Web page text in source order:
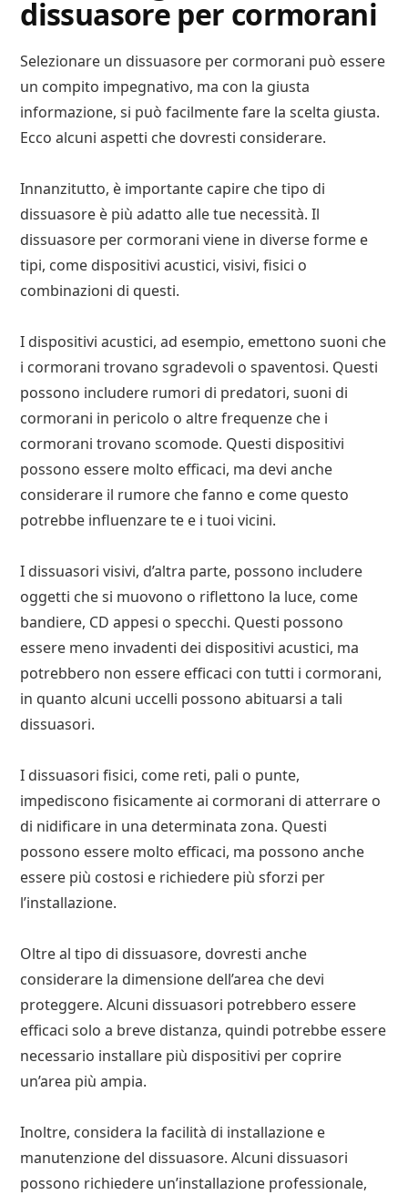
dissuasore per cormorani
Selezionare un dissuasore per cormorani può essere
un compito impegnativo, ma con la giusta
informazione, si può facilmente fare la scelta giusta.
Ecco alcuni aspetti che dovresti considerare.
Innanzitutto, è importante capire che tipo di
dissuasore è più adatto alle tue necessità. Il
dissuasore per cormorani viene in diverse forme e
tipi, come dispositivi acustici, visivi, fisici o
combinazioni di questi.
I dispositivi acustici, ad esempio, emettono suoni che
i cormorani trovano sgradevoli o spaventosi. Questi
possono includere rumori di predatori, suoni di
cormorani in pericolo o altre frequenze che i
cormorani trovano scomode. Questi dispositivi
possono essere molto efficaci, ma devi anche
considerare il rumore che fanno e come questo
potrebbe influenzare te e i tuoi vicini.
I dissuasori visivi, d’altra parte, possono includere
oggetti che si muovono o riflettono la luce, come
bandiere, CD appesi o specchi. Questi possono
essere meno invadenti dei dispositivi acustici, ma
potrebbero non essere efficaci con tutti i cormorani,
in quanto alcuni uccelli possono abituarsi a tali
dissuasori.
I dissuasori fisici, come reti, pali o punte,
impediscono fisicamente ai cormorani di atterrare o
di nidificare in una determinata zona. Questi
possono essere molto efficaci, ma possono anche
essere più costosi e richiedere più sforzi per
l’installazione.
Oltre al tipo di dissuasore, dovresti anche
considerare la dimensione dell’area che devi
proteggere. Alcuni dissuasori potrebbero essere
efficaci solo a breve distanza, quindi potrebbe essere
necessario installare più dispositivi per coprire
un’area più ampia.
Inoltre, considera la facilità di installazione e
manutenzione del dissuasore. Alcuni dissuasori
possono richiedere un’installazione professionale,